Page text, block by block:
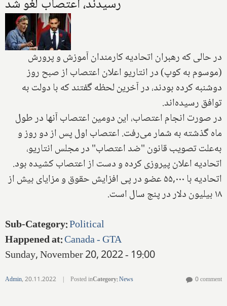
رسیدند، اعتصاب لغو شد
در حالی که رهبران اتحادیه کارمندان آموزش و پرورش
(موسوم به کوپ) در انتاریو اعلان اعتصاب از صبح روز
دوشنبه کرده بودند، در آخرین لحظه گفتند که با دولت به
توافق رسیده‌اند.
در صورت انجام اعتصاب، این دومین اعتصاب آنها در طول
ماه گذشته به شمار می‌رفت. اعتصاب اول پس از دو روز و
به‌علت تصویب قانون "ضد اعتصاب" در مجلس انتاریو،
اتحادیه اعلان پیروزی کرده و دست از اعتصاب کشیده بود.
اتحادیه با ۵۵,۰۰۰ عضو در پی افزایش حقوق و مزایای بیش از
۱۸ بیلیون دلار در پنج سال است.
Sub-Category:Political
Happened at:Canada - GTA
Sunday, November 20, 2022 - 19:00
Admin,20.11.2022 | Posted inCategory:News 0 comment